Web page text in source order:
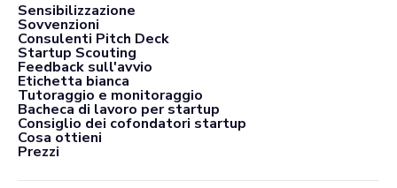
Sensibilizzazione
Sovvenzioni
Consulenti Pitch Deck
Startup Scouting
Feedback sull'avvio
Etichetta bianca
Tutoraggio e monitoraggio
Bacheca di lavoro per startup
Consiglio dei cofondatori startup
Cosa ottieni
Prezzi